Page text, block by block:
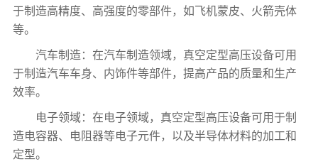
于制造高精度、高强度的零部件，如飞机蒙皮、火箭壳体
等。
汽车制造：在汽车制造领域，真空定型高压设备可用
于制造汽车车身、内饰件等部件，提高产品的质量和生产
效率。
电子领域：在电子领域，真空定型高压设备可用于制
造电容器、电阻器等电子元件，以及半导体材料的加工和
定型。